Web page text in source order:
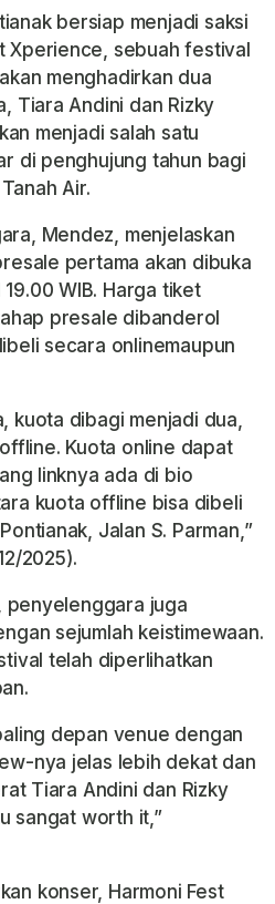
bersiap menjadi saksi
Xperience, sebuah festival
menghadirkan dua
Tiara Andini dan Rizky
menjadi salah satu
di penghujung tahun bagi
Air.
Mendez, menjelaskan
pertama akan dibuka
WIB. Harga tiket
presale dibanderol
secara onlinemaupun
kuota dibagi menjadi dua,
Kuota online dapat
linknya ada di bio
kuota offline bisa dibeli
Jalan S. Parman,”
2025).
penyelenggara juga
sejumlah keistimewaan.
telah diperlihatkan
depan venue dengan
nya jelas lebih dekat dan
Tiara Andini dan Rizky
sangat worth it,”
konser, Harmoni Fest